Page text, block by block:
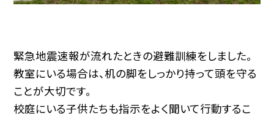
緊急地震速報が流れたときの避難訓練をしました。
教室にいる場合は、机の脚をしっかり持って頭を守る
ことが大切です。
校庭にいる子供たちも指示をよく聞いて行動するこ